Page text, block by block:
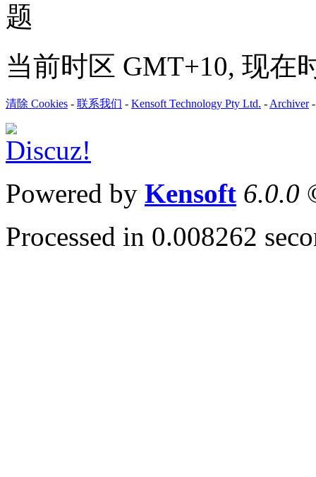
题
当前时区 GMT+10, 现在
清除 Cookies - 联系我们 - Kensoft Technology Pty Ltd. - Archiver
Powered by Kensoft 6.0.0
Processed in 0.008262